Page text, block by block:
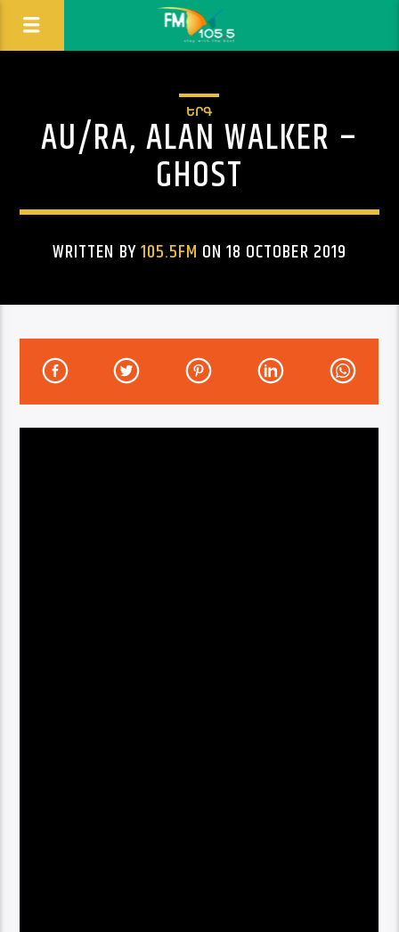
ԵՐԳ
AU/RA, ALAN WALKER –
GHOST
WRITTEN BY105.5FM ON 18 OCTOBER 2019